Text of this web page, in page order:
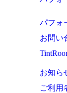
パフォ
お問い
お知ら
ご利用